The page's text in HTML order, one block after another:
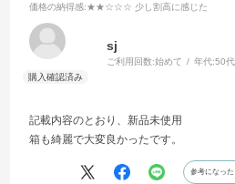
価格の納得感:★★☆☆☆ 少し割高に感じた
sj
ご利用回数:始めて 年代:50代
記載内容のとおり、新品未使用
箱も綺麗で大変良かったです。
参考になった